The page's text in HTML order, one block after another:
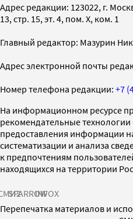
Адрес редакции: 123022, г.
13, стр. 15, эт. 4, пом. X, ком. 1
Главный редактор: Мазурин
Адрес электронной почты
Номер телефона редакции: +7
На информационном ресурсе
рекомендательные
предоставления информации
систематизации и анализа
к предпочтениям
находящихся на территории
SPARROWINFOX
Перепечатка материалов и